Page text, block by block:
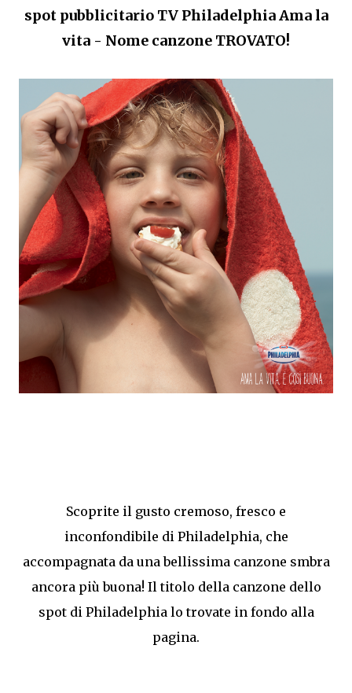
spot pubblicitario TV Philadelphia Ama la
vita - Nome canzone TROVATO!
Scoprite il gusto cremoso, fresco e
inconfondibile di Philadelphia, che
accompagnata da una bellissima canzone smbra
ancora più buona! Il titolo della canzone dello
spot di Philadelphia lo trovate in fondo alla
pagina.